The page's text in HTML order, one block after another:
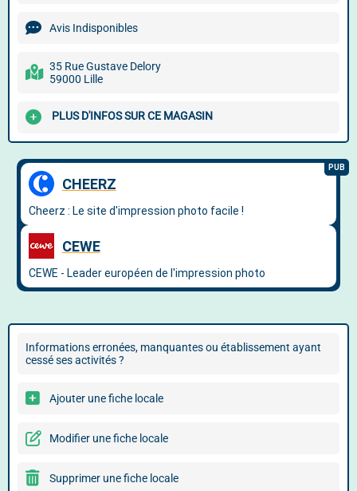
Avis Indisponibles
35 Rue Gustave Delory
59000 Lille
PLUS D'INFOS SUR CE MAGASIN
Informations erronées, manquantes ou établissement ayant
cessé ses activités ?
Ajouter une fiche locale
Modifier une fiche locale
Supprimer une fiche locale